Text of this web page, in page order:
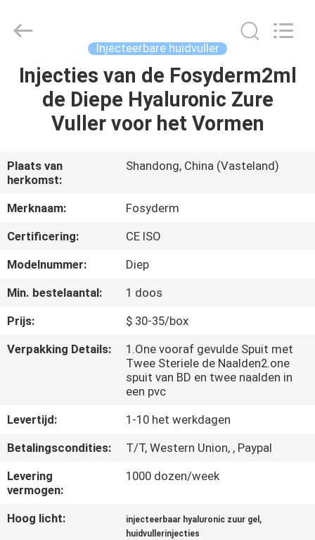
HUIS
PRODUCTEN
OVER
ONS
FABRIEKSTOCHT
NEEM
CONTACT
OP
GEVALLEN
Trading
Reserved.
Injecteerbare huidvuller
Injecties van de Fosyderm2ml
de Diepe Hyaluronic Zure
Vuller voor het Vormen
Plaats van
herkomst:
Shandong, China (Vasteland)
Merknaam:
Fosyderm
Certificering:
CE ISO
Modelnummer:
Diep
Min. bestelaantal:
1 doos
Prijs:
$ 30-35/box
Verpakking Details:
1.One vooraf gevulde Spuit met
Twee Steriele de Naalden2.one
spuit van BD en twee naalden in
een pvc
Levertijd:
1-10 het werkdagen
Betalingscondities:
T/T, Western Union, , Paypal
Levering
vermogen:
1000 dozen/week
Hoog licht: injecteerbaar hyaluronic zuur gel ,
huidvullerinjecties